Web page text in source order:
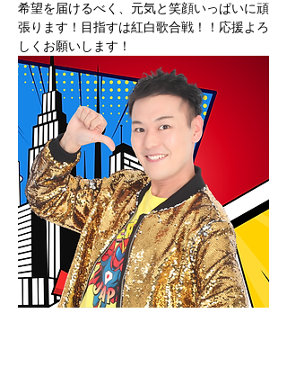
希望を届けるべく、元気と笑顔いっぱいに頑
張ります！目指すは紅白歌合戦！！応援よろ
しくお願いします！